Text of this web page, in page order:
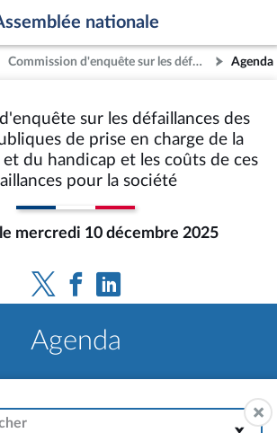
nationale
Commission d'enquête sur les défaillances des politiques publiques de prise en charge de la santé mentale et du handicap et les coûts de ces défaillances pour la société Agenda
sur les défaillances des
de prise en charge de la
du handicap et les coûts de ces
pour la société
mercredi 10 décembre 2025
Agenda